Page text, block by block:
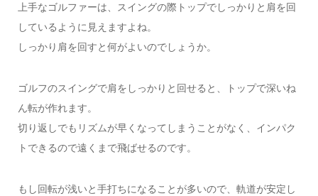
上手なゴルファーは、スイングの際トップでしっかりと肩を回
しているように見えますよね。
しっかり肩を回すと何がよいのでしょうか。
ゴルフのスイングで肩をしっかりと回せると、トップで深いね
ん転が作れます。
切り返しでもリズムが早くなってしまうことがなく、インパク
トできるので遠くまで飛ばせるのです。
もし回転が浅いと手打ちになることが多いので、軌道が安定し